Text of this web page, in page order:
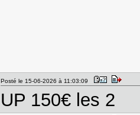
Posté le 15-06-2026 à 11:03:09
UP 150€ les 2